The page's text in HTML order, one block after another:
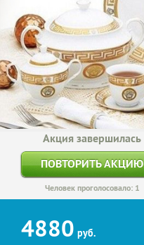
Акция завершилась
ПОВТОРИТЬ АКЦИЮ
Человек проголосовало: 1
4880 руб.